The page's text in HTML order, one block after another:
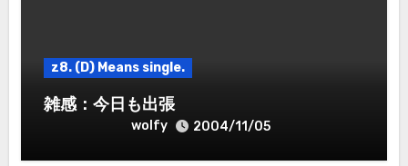
z8. (D) Means single.
雑感：今日も出張
wolfy 2004/11/05